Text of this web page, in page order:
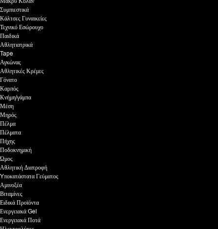
Συμπιεστικά
Κάλτσες Γυναικείες
Τεχνικό Εσώρουχο
Παιδικά
Αθλητιατρικά
Tape
Αγκώνας
Αθλητικές Κρέμες
Γόνατο
Καρπός
Κνήμη/γάμπα
Μέση
Μηρός
Πέλμα
Πέλματα
Πήχης
Ποδοκνημική
Ώμος
Αθλητική Διατροφή
Yποκατάστατα Γεύματος
Αμινοξέα
Βιταμίνες
Ειδικά Προϊόντα
Ενεργειακά Gel
Ενεργειακά Ποτά